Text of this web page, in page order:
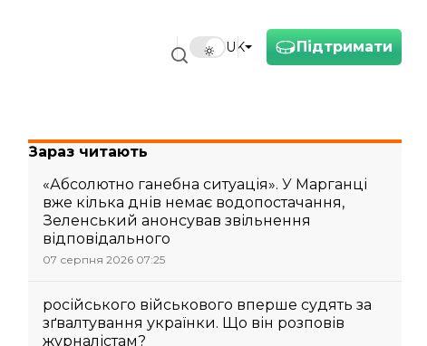
Підтримати
UK
Зараз читають
«Абсолютно ганебна ситуація». У Марганці
вже кілька днів немає водопостачання,
Зеленський анонсував звільнення
відповідального
07 серпня 2026 07:25
російського військового вперше судять за
зґвалтування українки. Що він розповів
журналістам?